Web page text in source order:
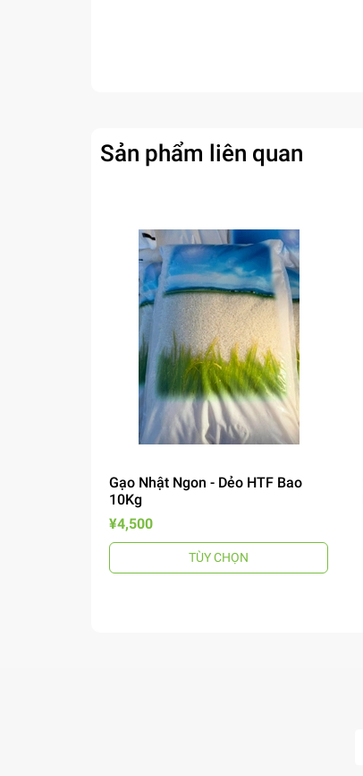
Sản phẩm liên quan
Gạo Nhật Ngon - Dẻo HTF Bao
10Kg
¥4,500
TÙY CHỌN